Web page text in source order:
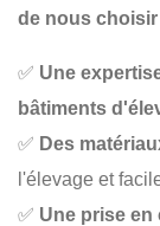
de nous choisir
✅ Une
bâtiments
✅ Des
l'élevage et
✅ Une prise en